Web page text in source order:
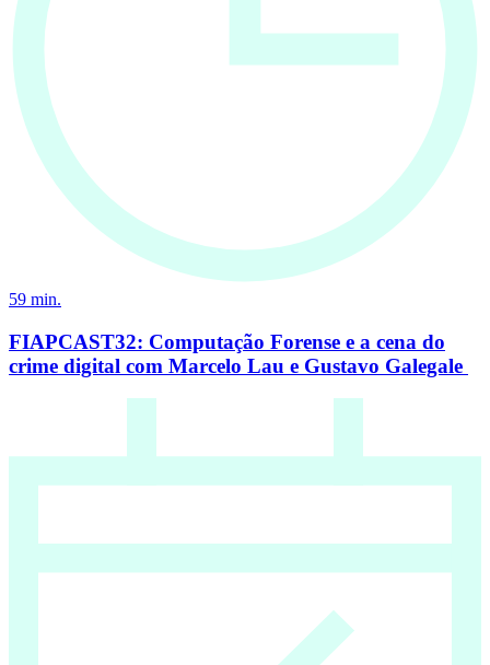
59 min.
FIAPCAST32: Computação Forense e a cena do
crime digital com Marcelo Lau e Gustavo Galegale